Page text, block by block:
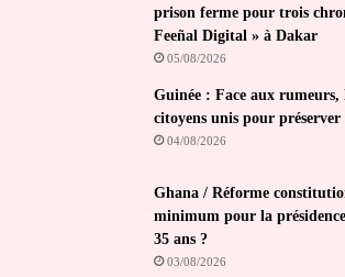
prison ferme pour trois
Feeñal Digital » à Dakar
05/08/2026
Guinée : Face aux rumeurs,
citoyens unis pour
04/08/2026
Ghana / Réforme
minimum pour la
35 ans ?
03/08/2026